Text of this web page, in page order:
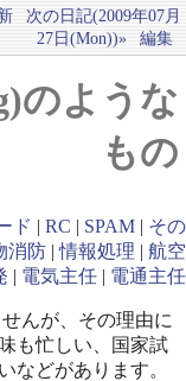
次の日記(2009年07月
27日(Mon))»
編集
のような
もの
ド | RC | SPAM | その
消防 |情報処理 | 航空
| 電気主任 | 電通主任
んが、その理由に
も忙しい、国家試
などがあります。